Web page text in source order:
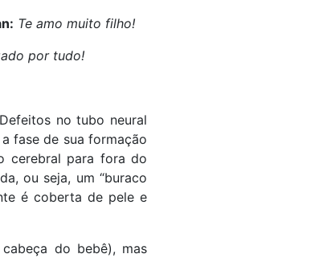
Te amo muito filho!
por tudo!
no tubo neural
fase de sua formação
cerebral para fora do
ou seja, um “buraco
é coberta de pele e
do bebê), mas